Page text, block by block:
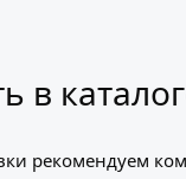
в
рекомендуем